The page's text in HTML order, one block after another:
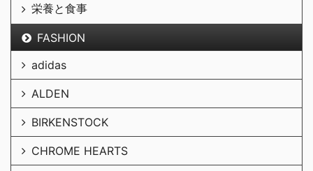
栄養と食事
FASHION
adidas
ALDEN
BIRKENSTOCK
CHROME HEARTS